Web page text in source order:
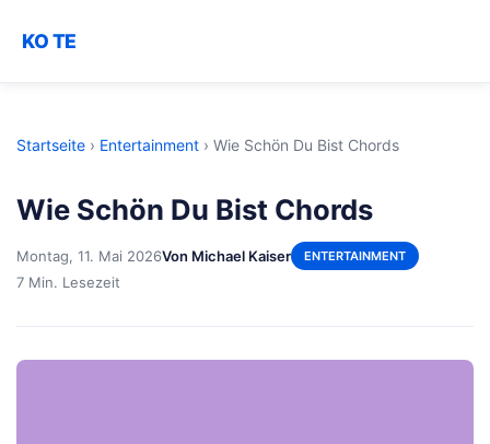
KO TE
Startseite › Entertainment › Wie Schön Du Bist Chords
Wie Schön Du Bist Chords
Montag, 11. Mai 2026Von Michael Kaiser ENTERTAINMENT
7 Min. Lesezeit